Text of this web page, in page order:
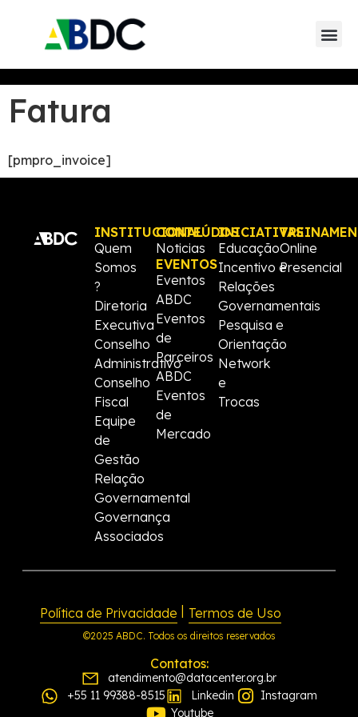
Fatura
[pmpro_invoice]
INSTITUCIONAL
Quem
Somos
?
Diretoria
Executiva
Conselho
Administrativo
Conselho
Fiscal
Equipe
de
Gestão
Relação
Governamental
Governança
Associados
CONTEÚDOS
Noticias
EVENTOS
Eventos
ABDC
Eventos
de
Parceiros
ABDC
Eventos
de
Mercado
INICIATIVAS
Educação
Incentivo e
Relações
Governamentais
Pesquisa e
Orientação
Network
e
Trocas
Online
Presencial
Política de Privacidade | Termos de Uso
©2025 ABDC. Todos os direitos reservados
Contatos:
atendimento@datacenter.org.br
+55 11 99388-8515
Linkedin
Instagram
Youtube